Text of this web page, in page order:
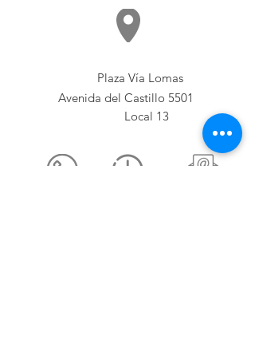
Plaza Vía Lomas
Avenida del Castillo 5501
Local 13